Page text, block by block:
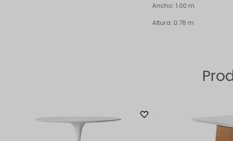
Ancho: 1.00 m
Altura: 0.78 m